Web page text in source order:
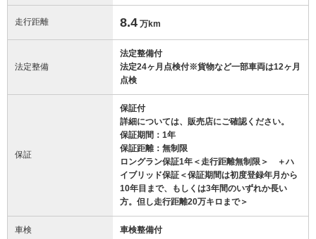
走行距離 8.4 万km
法定整備
法定整備付
法定24ヶ月点検付※貨物など一部車両は12ヶ月
点検
保証
保証付
詳細については、販売店にご確認ください。
保証期間：1年
保証距離：無制限
ロングラン保証1年＜走行距離無制限＞ ＋ハ
イブリッド保証＜保証期間は初度登録年月から
10年目まで、もしくは3年間のいずれか長い
方。但し走行距離20万キロまで＞
車検 車検整備付